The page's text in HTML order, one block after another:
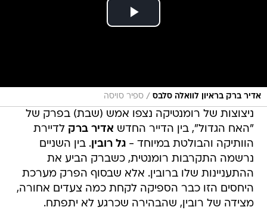
אדיר ברק בראיון לוואלה סלבס / ספיר סויסה
ניצוצות של רומנטיקה נצפו אמש (שבת) בפרק של
"האח הגדול", בין הדייר החדש אדיר ברק לדיירת
הוותיקה והבולטת במיוחד -גל רובין. בין השניים
נרשמה התקרבות רומנטית, כשברק הביע את
ההתעניינות שלו ברובין. אלא שבסוף הפרק מערכת
היחסים הזו כבר הספיקה לקחת כמה צעדים אחורה,
מצידה של רובין, שהבהירה שכרגע לא יתפתח.